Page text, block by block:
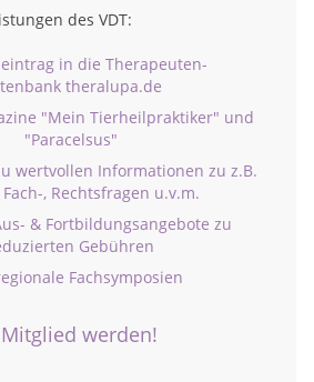
des VDT:
in die Therapeuten-
theralupa.de
"Mein Tierheilpraktiker" und
"Paracelsus"
wertvollen Informationen zu z.B.
, Rechtsfragen u.v.m.
& Fortbildungsangebote zu
Gebühren
Fachsymposien
Mitglied werden!